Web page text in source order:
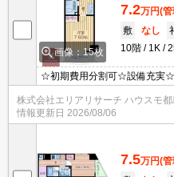
画像：15枚
7.2万円(管
敷
なし
10階
1K
☆初期費用分割可☆設備充実
株式会社エリアリサーチ ハウスモ
情報更新日 2026/08/06
7.5万円(管